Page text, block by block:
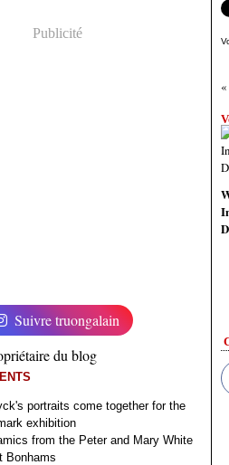
Publicité
Suivre truongalain
du blog
portraits come together for the
exhibition
from the Peter and Mary White
Bonhams